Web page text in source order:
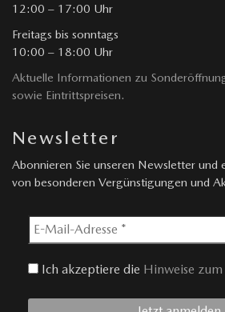
12:00 – 17:00 Uhr
Freitags bis sonntags
10:00 – 18:00 Uhr
Aktuelle Informationen zu
sowie Eintrittspreisen.
Newsletter
Abonnieren Sie unseren Newsletter und
von besonderen Vergünstigungen und
Ich akzeptiere die Hinweise